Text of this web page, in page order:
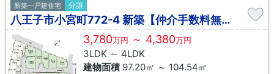
新築一戸建住宅 分譲
八王子市小宮町772-4 新築【仲介手数料無料】
3,780万円 ～ 4,380万円
3LDK ～ 4LDK
建物面積97.20㎡ ～ 104.54㎡